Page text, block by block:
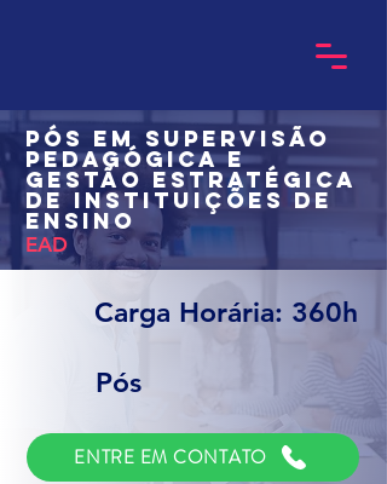
Pós em Supervisão
Pedagógica e
Gestão Estratégica
de Instituições de
Ensino
EAD
Carga Horária: 360h
Pós
ENTRE EM CONTATO